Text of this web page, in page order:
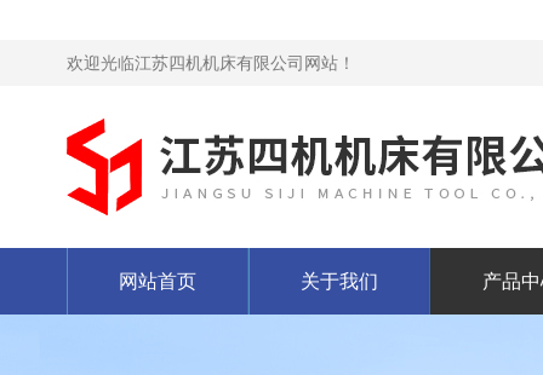
欢迎光临江苏四机机床有限公司网站！
网站首页 关于我们 产品